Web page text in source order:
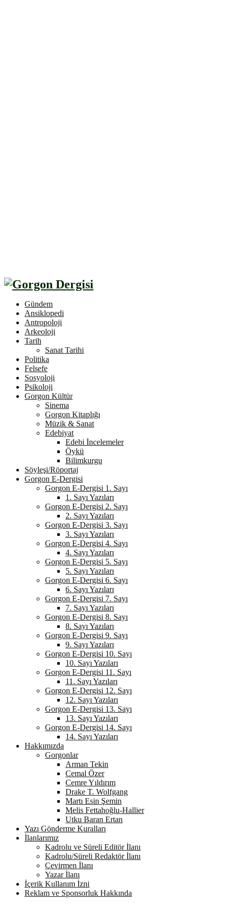
Gündem
Ansiklopedi
Antropoloji
Arkeoloji
Tarih
Sanat Tarihi
Politika
Felsefe
Sosyoloji
Psikoloji
Gorgon Kültür
Sinema
Gorgon Kitaplığı
Müzik & Sanat
Edebiyat
Edebi İncelemeler
Öykü
Bilimkurgu
Söyleşi/Röportaj
Gorgon E-Dergisi
Gorgon E-Dergisi 1. Sayı
1. Sayı Yazıları
Gorgon E-Dergisi 2. Sayı
2. Sayı Yazıları
Gorgon E-Dergisi 3. Sayı
3. Sayı Yazıları
Gorgon E-Dergisi 4. Sayı
4. Sayı Yazıları
Gorgon E-Dergisi 5. Sayı
5. Sayı Yazıları
Gorgon E-Dergisi 6. Sayı
6. Sayı Yazıları
Gorgon E-Dergisi 7. Sayı
7. Sayı Yazıları
Gorgon E-Dergisi 8. Sayı
8. Sayı Yazıları
Gorgon E-Dergisi 9. Sayı
9. Sayı Yazıları
Gorgon E-Dergisi 10. Sayı
10. Sayı Yazıları
Gorgon E-Dergisi 11. Sayı
11. Sayı Yazıları
Gorgon E-Dergisi 12. Sayı
12. Sayı Yazıları
Gorgon E-Dergisi 13. Sayı
13. Sayı Yazıları
Gorgon E-Dergisi 14. Sayı
14. Sayı Yazıları
Hakkımızda
Gorgonlar
Arman Tekin
Cemal Özer
Cemre Yıldırım
Drake T. Wolfgang
Martı Esin Şemin
Melis Fettahoğlu-Hallier
Utku Baran Ertan
Yazı Gönderme Kuralları
İlanlarımız
Kadrolu ve Süreli Editör İlanı
Kadrolu/Süreli Redaktör İlanı
Çevirmen İlanı
Yazar İlanı
İçerik Kullanım İzni
Reklam ve Sponsorluk Hakkında